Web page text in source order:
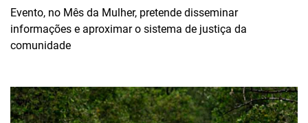
Evento, no Mês da Mulher, pretende disseminar
informações e aproximar o sistema de justiça da
comunidade